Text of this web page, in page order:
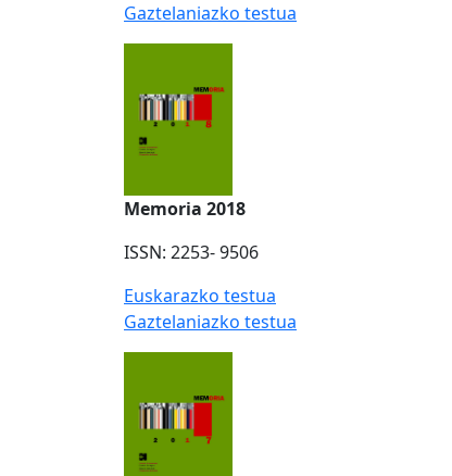
Gaztelaniazko testua
Memoria 2018
ISSN: 2253- 9506
Euskarazko testua
Gaztelaniazko testua